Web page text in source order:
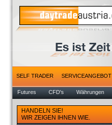
SELF TRADER SERVICEANGEBOT
Futures CFD's Währungen
HANDELN SIE!
WIR ZEIGEN IHNEN WIE.